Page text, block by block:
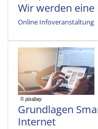
Wir werden eine
Online Infoveranstaltung
Grundlagen
Internet